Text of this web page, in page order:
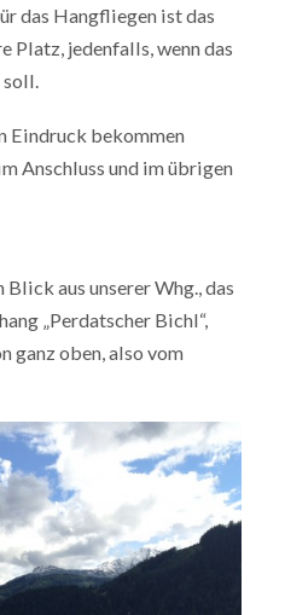
das Hangfliegen ist das
Platz, jedenfalls, wenn das
soll.
Eindruck bekommen
Anschluss und im übrigen
aus unserer Whg., das
„Perdatscher Bichl“,
ganz oben, also vom